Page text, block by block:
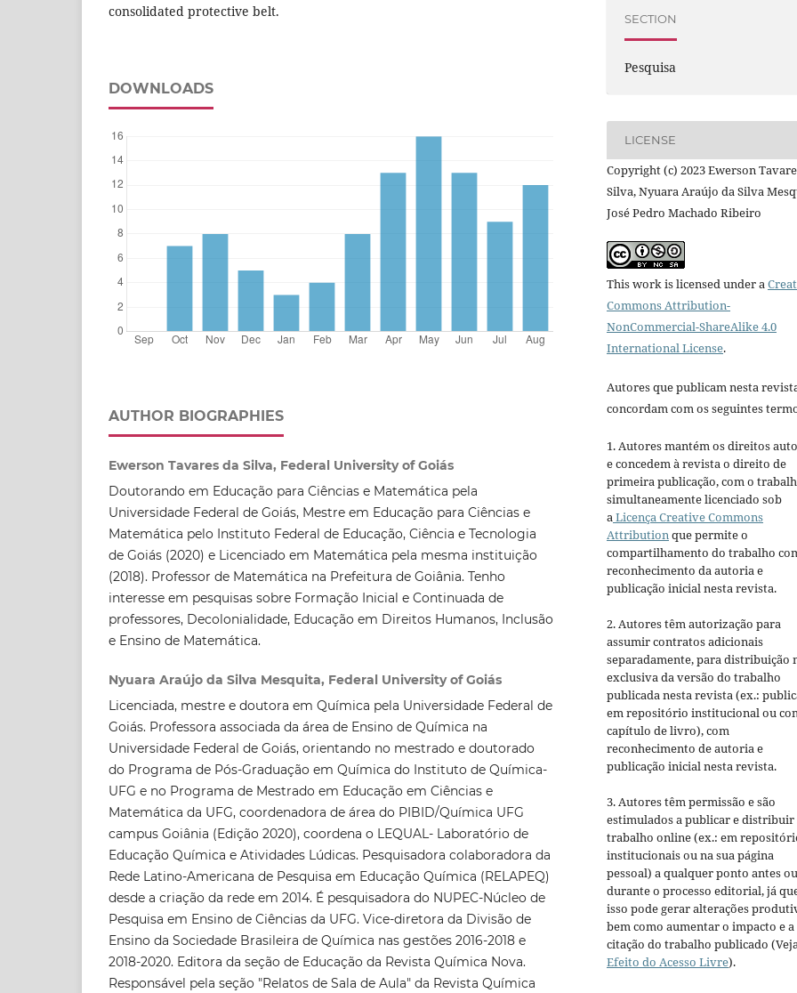
consolidated protective belt.
DOWNLOADS
AUTHOR BIOGRAPHIES
Ewerson Tavares da Silva, Federal University of Goiás
Doutorando em Educação para Ciências e Matemática pela
Universidade Federal de Goiás, Mestre em Educação para Ciências e
Matemática pelo Instituto Federal de Educação, Ciência e Tecnologia
de Goiás (2020) e Licenciado em Matemática pela mesma instituição
(2018). Professor de Matemática na Prefeitura de Goiânia. Tenho
interesse em pesquisas sobre Formação Inicial e Continuada de
professores, Decolonialidade, Educação em Direitos Humanos, Inclusão
e Ensino de Matemática.
Nyuara Araújo da Silva Mesquita, Federal University of Goiás
Licenciada, mestre e doutora em Química pela Universidade Federal de
Goiás. Professora associada da área de Ensino de Química na
Universidade Federal de Goiás, orientando no mestrado e doutorado
do Programa de Pós-Graduação em Química do Instituto de Química-
UFG e no Programa de Mestrado em Educação em Ciências e
Matemática da UFG, coordenadora de área do PIBID/Química UFG
campus Goiânia (Edição 2020), coordena o LEQUAL- Laboratório de
Educação Química e Atividades Lúdicas. Pesquisadora colaboradora da
Rede Latino-Americana de Pesquisa em Educação Química (RELAPEQ)
desde a criação da rede em 2014. É pesquisadora do NUPEC-Núcleo de
Pesquisa em Ensino de Ciências da UFG. Vice-diretora da Divisão de
Ensino da Sociedade Brasileira de Química nas gestões 2016-2018 e
2018-2020. Editora da seção de Educação da Revista Química Nova.
Responsável pela seção "Relatos de Sala de Aula" da Revista Química
SECTION
Pesquisa
LICENSE
Copyright (c) 2023 Ewerson
Silva, Nyuara Araújo da Silva
José Pedro Machado Ribeiro
This work is licensed under a
Commons Attribution-
NonCommercial-ShareAlike 4.0
International License.
Autores que publicam nesta
concordam com os seguintes
1. Autores mantém os direitos
e concedem à revista o direito de
primeira publicação, com o
simultaneamente licenciado sob
aLicença Creative Commons
Attributionque permite o
compartilhamento do trabalho
reconhecimento da autoria e
publicação inicial nesta revista.
2. Autores têm autorização para
assumir contratos adicionais
separadamente, para distribuição
exclusiva da versão do trabalho
publicada nesta revista (ex.:
em repositório institucional ou
capítulo de livro), com
reconhecimento de autoria e
publicação inicial nesta revista.
3. Autores têm permissão e são
estimulados a publicar e distribuir
trabalho online (ex.: em
institucionais ou na sua página
pessoal) a qualquer ponto antes ou
durante o processo editorial, já
isso pode gerar alterações
bem como aumentar o impacto e a
citação do trabalho publicado
Efeito do Acesso Livre).